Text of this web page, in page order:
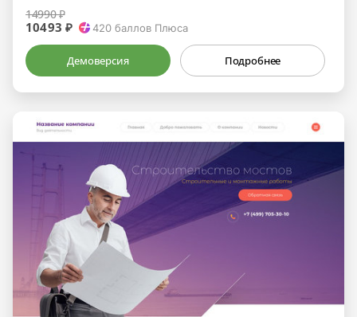
14990 ₽
10493 ₽ 420 баллов Плюса
Демоверсия Подробнее